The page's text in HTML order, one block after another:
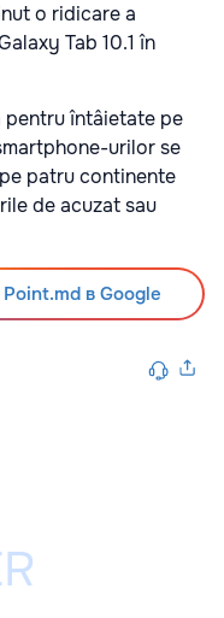
o ridicare a
Tab 10.1 în
pentru întâietate pe
urilor se
patru continente
de acuzat sau
в Google